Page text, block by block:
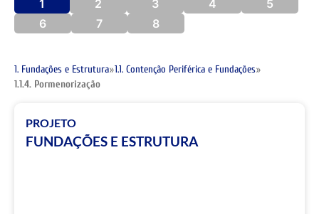
1 2 3 4
5
6
7 8
1. Fundações e Estrutura»1.1. Contenção Periférica e Fundações»
1.1.4. Pormenorização
PROJETO
FUNDAÇÕES E ESTRUTURA